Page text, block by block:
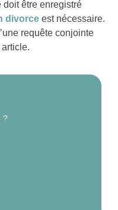
doit être enregistré
divorce est nécessaire.
requête conjointe
?